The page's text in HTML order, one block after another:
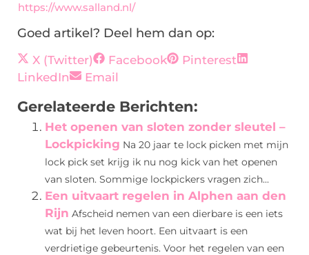
https://www.salland.nl/
Goed artikel? Deel hem dan op:
X (Twitter) Facebook
Pinterest
LinkedIn
Email
Gerelateerde Berichten:
Het openen van sloten zonder sleutel –
Lockpicking Na 20 jaar te lock picken met mijn
lock pick set krijg ik nu nog kick van het openen
van sloten. Sommige lockpickers vragen zich...
Een uitvaart regelen in Alphen aan den
Rijn Afscheid nemen van een dierbare is een iets
wat bij het leven hoort. Een uitvaart is een
verdrietige gebeurtenis. Voor het regelen van een